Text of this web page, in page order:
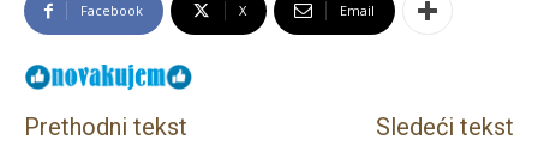
Facebook X Email
Prethodni tekst Sledeći tekst